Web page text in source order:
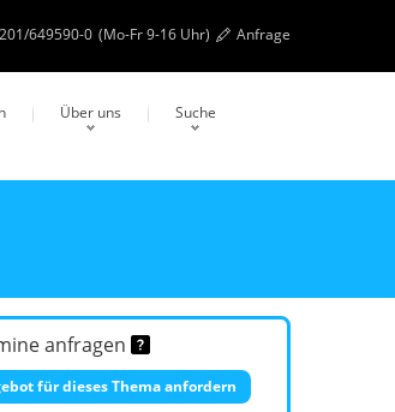
649590-0 (Mo-Fr 9-16 Uhr) Anfrage
Über uns Suche
anfragen
für dieses Thema anfordern